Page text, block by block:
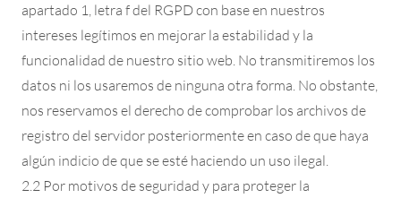
apartado 1, letra f del RGPD con base en nuestros
intereses legítimos en mejorar la estabilidad y la
funcionalidad de nuestro sitio web. No transmitiremos los
datos ni los usaremos de ninguna otra forma. No obstante,
nos reservamos el derecho de comprobar los archivos de
registro del servidor posteriormente en caso de que haya
algún indicio de que se esté haciendo un uso ilegal.
2.2 Por motivos de seguridad y para proteger la